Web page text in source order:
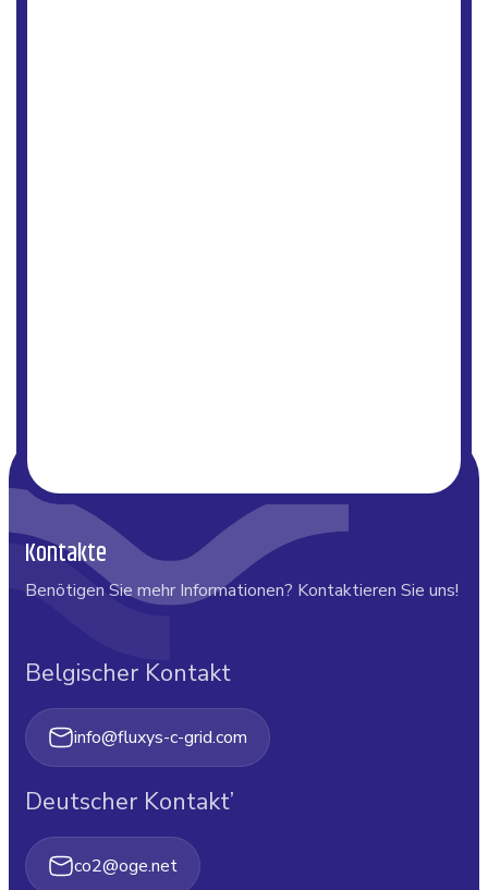
Kontakte
Benötigen Sie mehr Informationen? Kontaktieren Sie uns!
Belgischer Kontakt
info@fluxys-c-grid.com
Deutscher Kontakt’
co2@oge.net